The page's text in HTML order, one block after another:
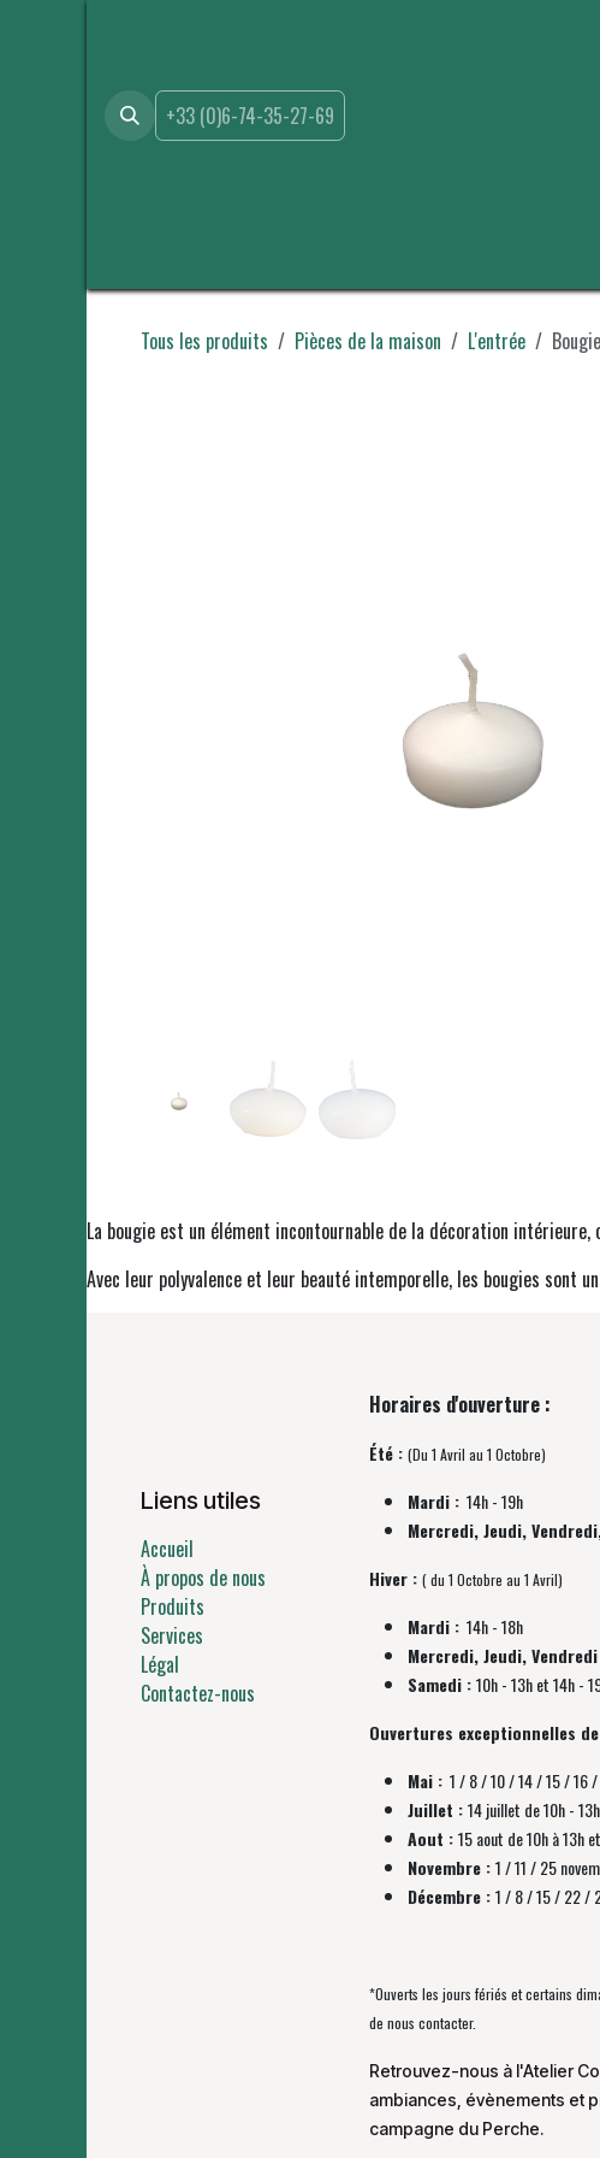
+33 (0)6-74-35-27-69
Tous les produits Pièces de la maison L'entrée
La bougie est un élément incontournable de la décoration
Avec leur polyvalence et leur beauté intemporelle, les bougies sont
Liens utiles
Accueil
À propos de nous
Produits
Services
Légal
Contactez-nous
Horaires d'ouverture :
Été : (Du 1 Avril au 1 Octobre)
Mardi : 14h - 19h
Mercredi, Jeudi,
Hiver : ( du 1 Octobre au 1 Avril)
Mardi : 14h - 18h
Mercredi, Jeudi,
Samedi :10h - 13h et 14h -
Ouvertures exceptionnelles
Mai : 1 / 8 / 10 / 14 / 15 / 16
Juillet :14 juillet de 10h -
Aout :15 aout de 10h à 13h
Novembre :1 / 11 / 25
Décembre :1 / 8 / 15 / 22 /
*Ouverts les jours fériés et certains
de nous contacter.
Retrouvez-nous à l'Atelier
ambiances, évènements et
campagne du Perche.